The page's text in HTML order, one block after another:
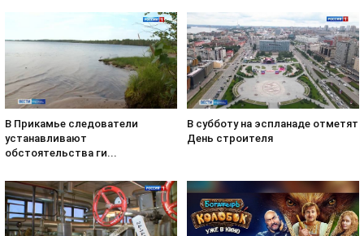
В Прикамье следователи
устанавливают
обстоятельства ги...
В субботу на эспланаде отметят
День строителя